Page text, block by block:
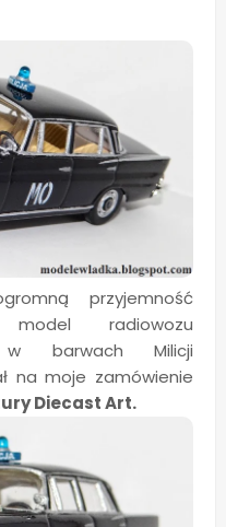
przyjemność
radiowozu
barwach Milicji
na moje zamówienie
Diecast Art.